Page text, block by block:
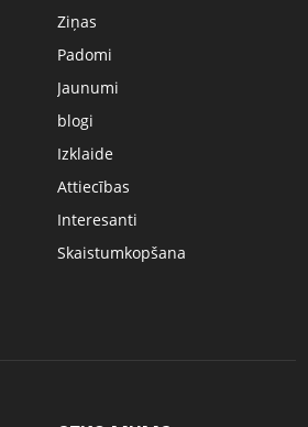
Ziņas
Padomi
Jaunumi
blogi
Izklaide
Attiecības
Interesanti
Skaistumkopšana